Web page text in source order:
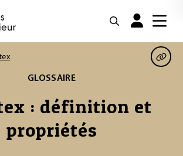
GLOSSAIRE
: définition et
propriétés